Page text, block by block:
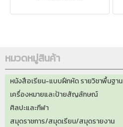
หมวดหมู่สินค้า
หนังสือเรียน-แบบฝึกหัด รายวิชาพื้นฐาน
เครื่องหมายและป้ายสัญลักษณ์
ศิลปะและกีฬา
สมุดราชการ/สมุดเรียน/สมุดรายงาน